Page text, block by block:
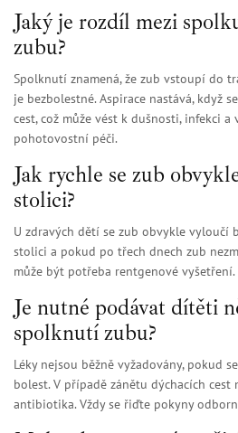
Jaký je rozdíl mezi
zubu?
Spolknutí znamená, že zub vstoupí do
je bezbolestné. Aspirace nastává, když
cest, což může vést k dušnosti, infekci a
pohotovostní péči.
Jak rychle se zub
stolici?
U zdravých dětí se zub obvykle vyloučí
stolici a pokud po třech dnech zub
může být potřeba rentgenové vyšetření.
Je nutné podávat dítěti
spolknutí zubu?
Léky nejsou běžně vyžadovány, pokud
bolest. V případě zánětu dýchacích cest
antibiotika. Vždy se řiďte pokyny